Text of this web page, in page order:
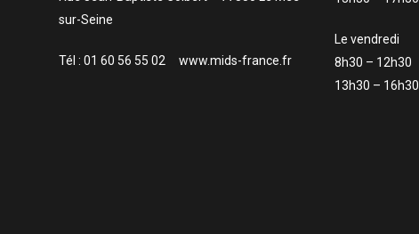
sur-Seine
Tél : 01 60 56 55 02 www.mids-france.fr
Le vendredi
8h30 – 12h30
13h30 – 16h30